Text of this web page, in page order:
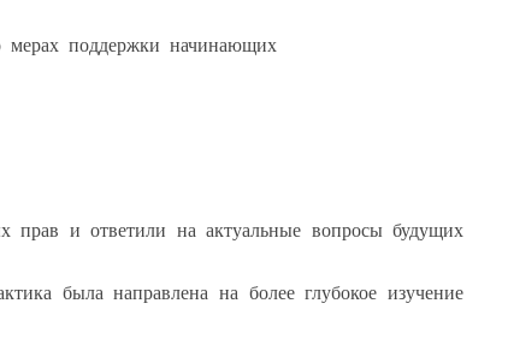
мерахподдержки начинающих
прав и ответили на актуальные вопросы будущих
была направлена ​​на болееглубокое изучение